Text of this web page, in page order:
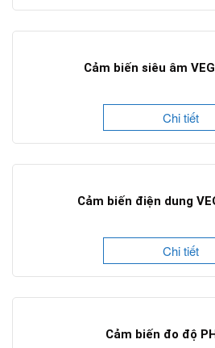
Cảm biến siêu âm
Chi tiết
Cảm biến điện dung
Chi tiết
Cảm biến đo độ